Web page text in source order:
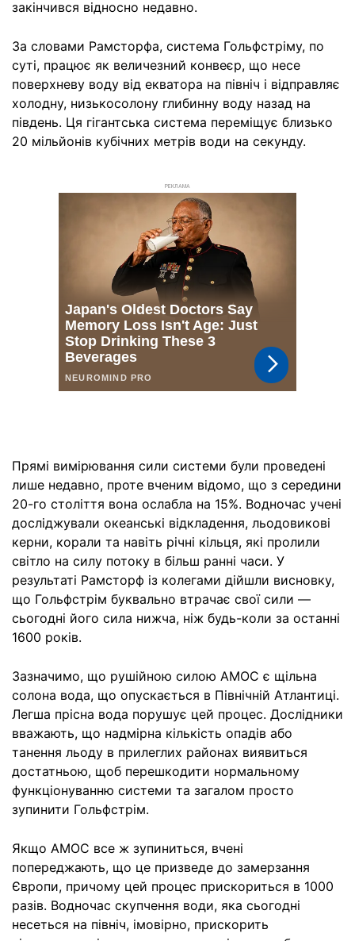
закінчився відносно недавно.
За словами Рамсторфа, система Гольфстріму, по
суті, працює як величезний конвеєр, що несе
поверхневу воду від екватора на північ і відправляє
холодну, низькосолону глибинну воду назад на
південь. Ця гігантська система переміщує близько
20 мільйонів кубічних метрів води на секунду.
РЕКЛАМА
Прямі вимірювання сили системи були проведені
лише недавно, проте вченим відомо, що з середини
20-го століття вона ослабла на 15%. Водночас учені
досліджували океанські відкладення, льодовикові
керни, корали та навіть річні кільця, які пролили
світло на силу потоку в більш ранні часи. У
результаті Рамсторф із колегами дійшли висновку,
що Гольфстрім буквально втрачає свої сили —
сьогодні його сила нижча, ніж будь-коли за останні
1600 років.
Зазначимо, що рушійною силою АМОС є щільна
солона вода, що опускається в Північній Атлантиці.
Легша прісна вода порушує цей процес. Дослідники
вважають, що надмірна кількість опадів або
танення льоду в прилеглих районах виявиться
достатньою, щоб перешкодити нормальному
функціонуванню системи та загалом просто
зупинити Гольфстрім.
Якщо АМОС все ж зупиниться, вчені
попереджають, що це призведе до замерзання
Європи, причому цей процес прискориться в 1000
разів. Водночас скупчення води, яка сьогодні
несеться на північ, імовірно, прискорить